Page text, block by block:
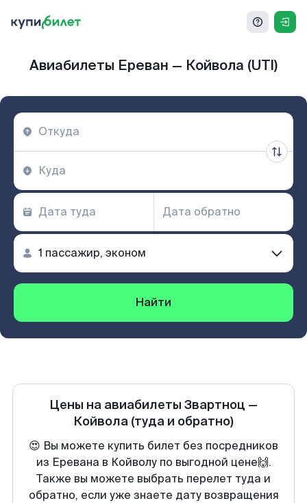
Авиабилеты Ереван — Койвола (UTI)
Найти
Цены на авиабилеты Звартноц —
Койвола (туда и обратно)
😍 Вы можете купить билет без посредников
из Еревана в Койволу по выгодной цене🙌.
Также вы можете выбрать перелет туда и
обратно, если уже знаете дату возвращения